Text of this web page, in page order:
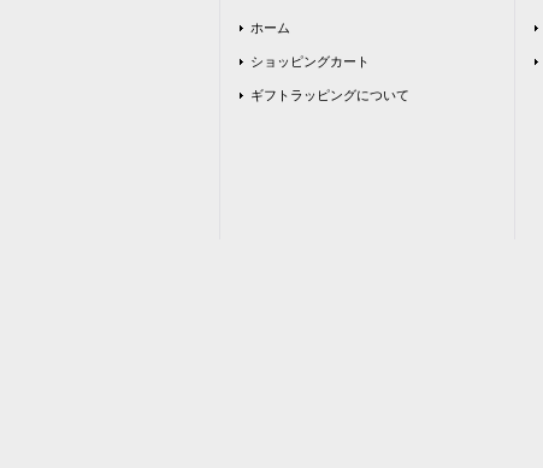
ホーム
ショッピングカート
ギフトラッピングについて